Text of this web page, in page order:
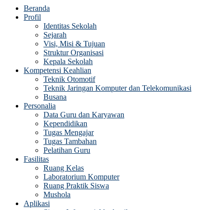
Beranda
Profil
Identitas Sekolah
Sejarah
Visi, Misi & Tujuan
Struktur Organisasi
Kepala Sekolah
Kompetensi Keahlian
Teknik Otomotif
Teknik Jaringan Komputer dan Telekomunikasi
Busana
Personalia
Data Guru dan Karyawan
Kependidikan
Tugas Mengajar
Tugas Tambahan
Pelatihan Guru
Fasilitas
Ruang Kelas
Laboratorium Komputer
Ruang Praktik Siswa
Mushola
Aplikasi